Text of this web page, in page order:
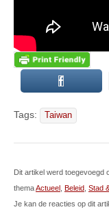
Tags: Taiwan
Dit artikel werd toegevoegd
themaActueel Beleid Stad
Je kan de reacties op dit